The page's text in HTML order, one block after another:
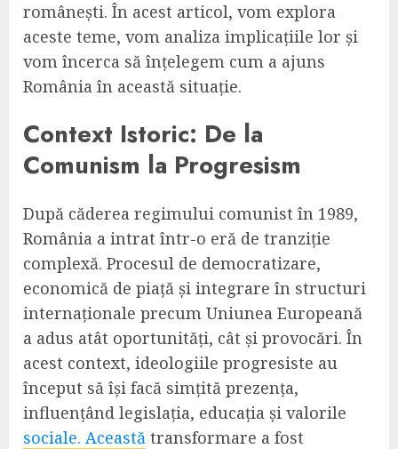
românești. În acest articol, vom explora
aceste teme, vom analiza implicațiile lor și
vom încerca să înțelegem cum a ajuns
România în această situație.
Context Istoric: De la
Comunism la Progresism
După căderea regimului comunist în 1989,
România a intrat într-o eră de tranziție
complexă. Procesul de democratizare,
economică de piață și integrare în structuri
internaționale precum Uniunea Europeană
a adus atât oportunități, cât și provocări. În
acest context, ideologiile progresiste au
început să își facă simțită prezența,
influențând legislația, educația și valorile
sociale. Această transformare a fost